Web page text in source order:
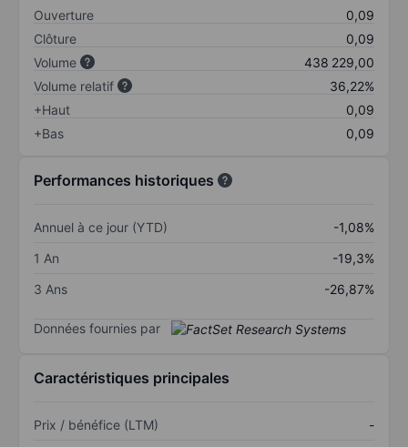
Ouverture
0,09
Clôture
0,09
Volume
438 229,00
Volume relatif
36,22%
+Haut
0,09
+Bas
0,09
Performances historiques
Annuel à ce jour (YTD)
-1,08%
1 An
-19,3%
3 Ans
-26,87%
Données fournies par
Caractéristiques principales
Prix / bénéfice (LTM)
-